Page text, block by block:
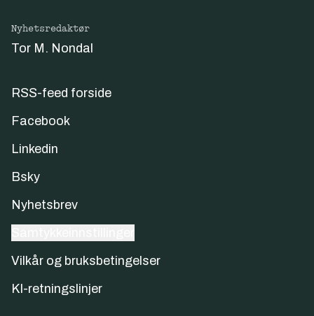
Nyhetsredaktør
Tor M. Nondal
RSS-feed forside
Facebook
Linkedin
Bsky
Nyhetsbrev
Vilkår og bruksbetingelser
KI-retningslinjer